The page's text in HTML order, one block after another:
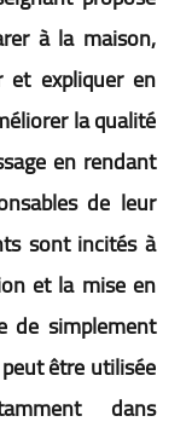
à la maison,
expliquer en
la qualité
en rendant
de leur
sont incités à
et la mise en
de simplement
être utilisée
dans